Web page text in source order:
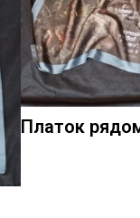
Платок